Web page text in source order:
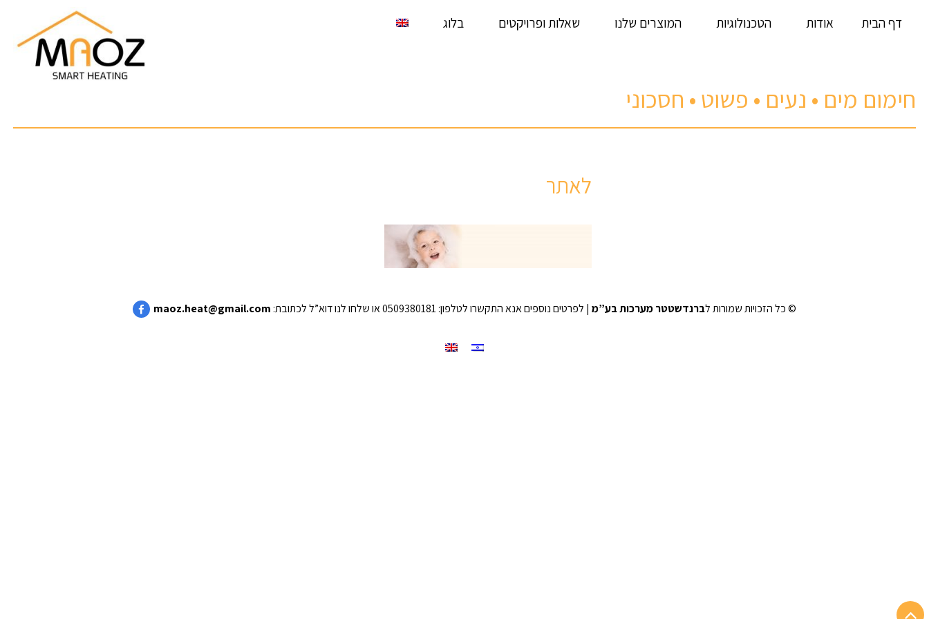
דף הבית אודות הטכנולוגיות המוצרים שלנו שאלות ופרויקטים בלוג
חימום מים • נעים • פשוט • חסכוני
לאתר
© כל הזכויות שמורות לברנדשטטר מערכות בע”מ | לפרטים נוספים אנא התקשרו לטלפון: 0509380181 או שלחו לנו דוא”ל לכתובת: maoz.heat@gmail.com